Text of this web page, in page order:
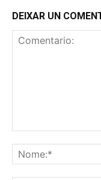
DEIXAR UN